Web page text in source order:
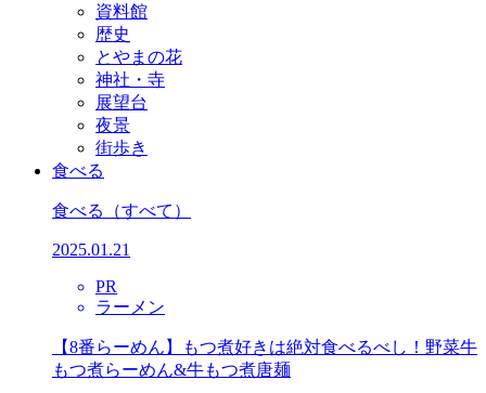
資料館
歴史
とやまの花
神社・寺
展望台
夜景
街歩き
食べる
食べる （すべて）
2025.01.21
PR
ラーメン
【8番らーめん】もつ煮好きは絶対食べるべし！野菜牛
もつ煮らーめん&牛もつ煮唐麺